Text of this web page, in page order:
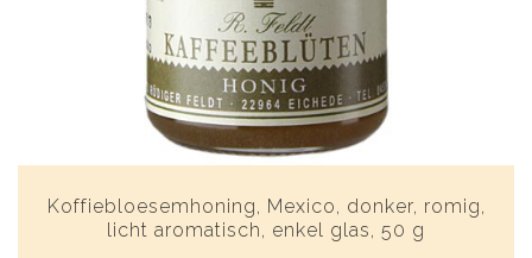
Koffiebloesemhoning, Mexico, donker, romig,
licht aromatisch, enkel glas, 50 g